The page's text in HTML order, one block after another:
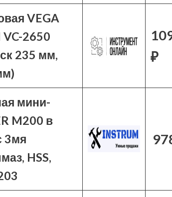
VEGA
2650
235 мм,
₽
мини-
M200 в
3мя
HSS,